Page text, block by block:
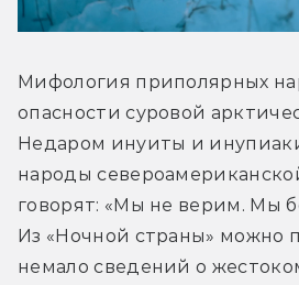
Мифология приполярных
опасности суровой
Недаром инуиты и
народы
говорят: «Мы не верим. Мы
Из «Ночной страны» можно
немало сведений о